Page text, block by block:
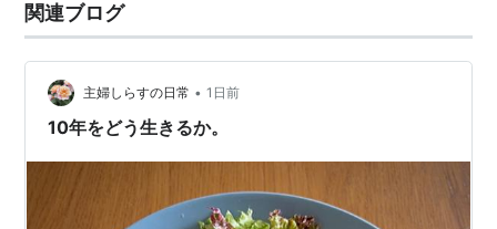
関連ブログ
主婦しらすの日常 • 1日前
10年をどう生きるか。